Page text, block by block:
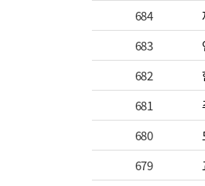
684
683
682
681
680
679